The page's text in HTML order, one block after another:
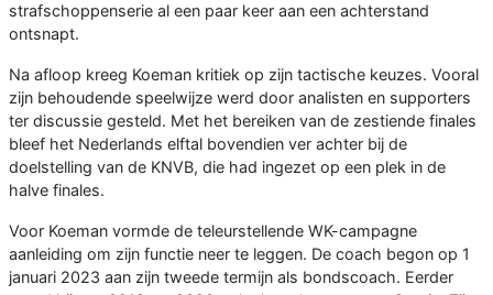
strafschoppenserie al een paar keer aan een achterstand
ontsnapt.
Na afloop kreeg Koeman kritiek op zijn tactische keuzes. Vooral
zijn behoudende speelwijze werd door analisten en supporters
ter discussie gesteld. Met het bereiken van de zestiende finales
bleef het Nederlands elftal bovendien ver achter bij de
doelstelling van de KNVB, die had ingezet op een plek in de
halve finales.
Voor Koeman vormde de teleurstellende WK-campagne
aanleiding om zijn functie neer te leggen. De coach begon op 1
januari 2023 aan zijn tweede termijn als bondscoach. Eerder